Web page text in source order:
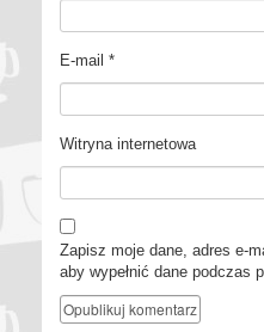
E-mail *
Witryna internetowa
Zapisz moje dane, adres e-
aby wypełnić dane podczas